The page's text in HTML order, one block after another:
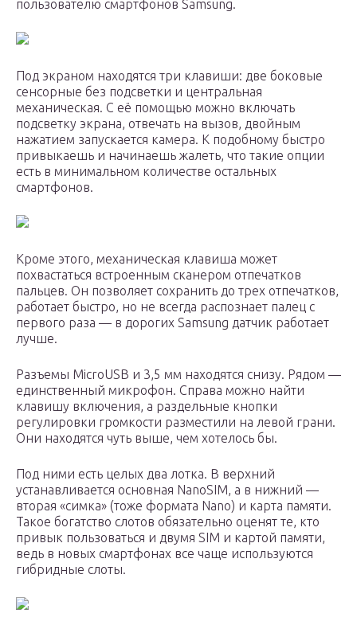
пользователю смартфонов Samsung.
Под экраном находятся три клавиши: две боковые
сенсорные без подсветки и центральная
механическая. С её помощью можно включать
подсветку экрана, отвечать на вызов, двойным
нажатием запускается камера. К подобному быстро
привыкаешь и начинаешь жалеть, что такие опции
есть в минимальном количестве остальных
смартфонов.
Кроме этого, механическая клавиша может
похвастаться встроенным сканером отпечатков
пальцев. Он позволяет сохранить до трех отпечатков,
работает быстро, но не всегда распознает палец с
первого раза — в дорогих Samsung датчик работает
лучше.
Разъемы MicroUSB и 3,5 мм находятся снизу. Рядом —
единственный микрофон. Справа можно найти
клавишу включения, а раздельные кнопки
регулировки громкости разместили на левой грани.
Они находятся чуть выше, чем хотелось бы.
Под ними есть целых два лотка. В верхний
устанавливается основная NanoSIM, а в нижний —
вторая «симка» (тоже формата Nano) и карта памяти.
Такое богатство слотов обязательно оценят те, кто
привык пользоваться и двумя SIM и картой памяти,
ведь в новых смартфонах все чаще используются
гибридные слоты.